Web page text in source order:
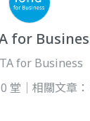
for
for Business
堂｜相關文章